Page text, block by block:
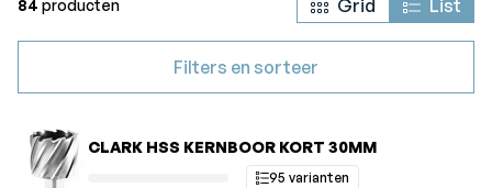
84 producten Grid List
Filters en sorteer
CLARK HSS KERNBOOR KORT 30MM
95 varianten